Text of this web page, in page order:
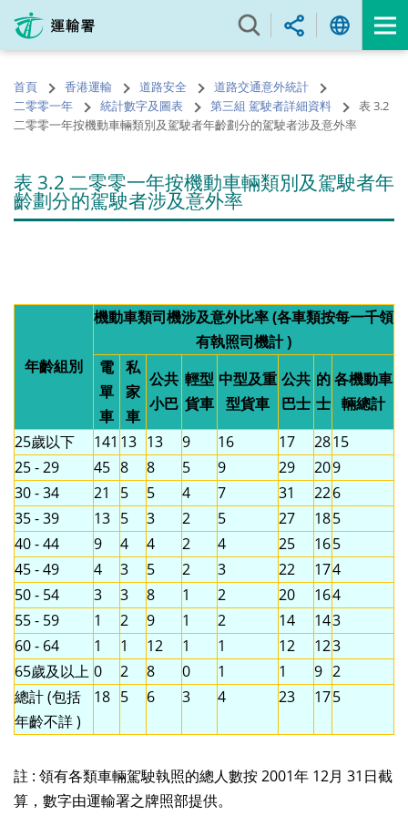
內
的
開
始
首頁 香港運輸 道路安全
道路交通意外統計
二零零一年
統計數字及圖表 第三組 駕駛者詳細資料
表 3.2
二零零一年按機動車輛類別及駕駛者年齡劃分的駕駛者涉及意外率
表 3.2 二零零一年按機動車輛類別及駕駛者年
齡劃分的駕駛者涉及意外率
年齡組別
機動車類司機涉及意外比率 (各車類按每一千領
有執照司機計 )
電
單
車
私
家
車
公共
小巴
輕型
貨車
中型及重
型貨車
公共
巴士
的
士
各機動車
輛總計
25歲以下
141 13 13 9 16 17 2815
25 - 29
45 8 8 5 9 29 209
30 - 34
21 5 5 4 7 31 226
35 - 39
13 5 3 2 5 27 185
40 - 44
9 4 4 2 4 25 165
45 - 49
4 3 5 2 3 22 174
50 - 54
3 3 8 1 2 20 164
55 - 59
1 2 9 1 2 14 143
60 - 64
1 1 12 1 1 12 123
65歲及以上 0 2 8 0 1 1 9 2
總計 (包括
年齡不詳 )
18 5 6 3 4 23 175
註 : 領有各類車輛駕駛執照的總人數按 2001年 12月 31日截
算，數字由運輸署之牌照部提供。